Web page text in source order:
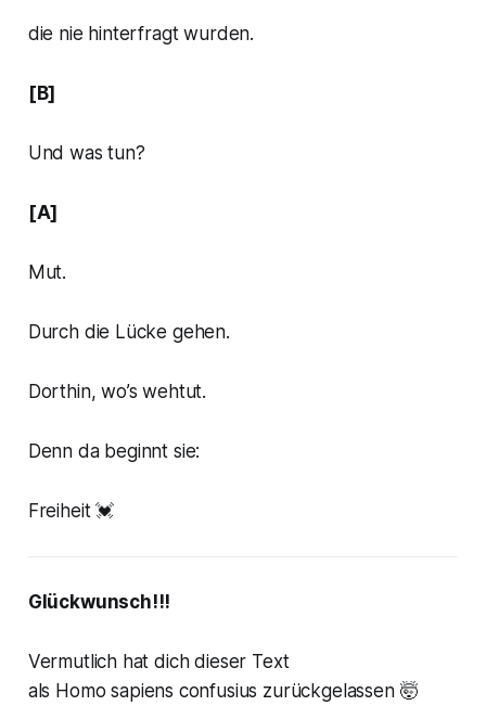
die nie hinterfragt wurden.
[B]
Und was tun?
[A]
Mut.
Durch die Lücke gehen.
Dorthin, wo’s wehtut.
Denn da beginnt sie:
Freiheit 💓
Glückwunsch!!!
Vermutlich hat dich dieser Text
als Homo sapiens confusius zurückgelassen 🤯